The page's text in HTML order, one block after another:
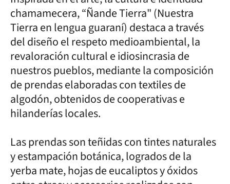
chamamecera, “Ñande Tierra" (Nuestra
Tierra en lengua guaraní) destaca a través
del diseño el respeto medioambiental, la
revaloración cultural e idiosincrasia de
nuestros pueblos, mediante la composición
de prendas elaboradas con textiles de
algodón, obtenidos de cooperativas e
hilanderías locales.
Las prendas son teñidas con tintes naturales
y estampación botánica, logrados de la
yerba mate, hojas de eucaliptos y óxidos